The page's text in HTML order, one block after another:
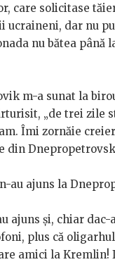
care solicitase
ucraineni, dar nu
nu bătea până
m-a sunat la
„de trei zile
Îmi zornăie
din
n-au ajuns la
ajuns și, chiar
plus că
amici la Kremlin!